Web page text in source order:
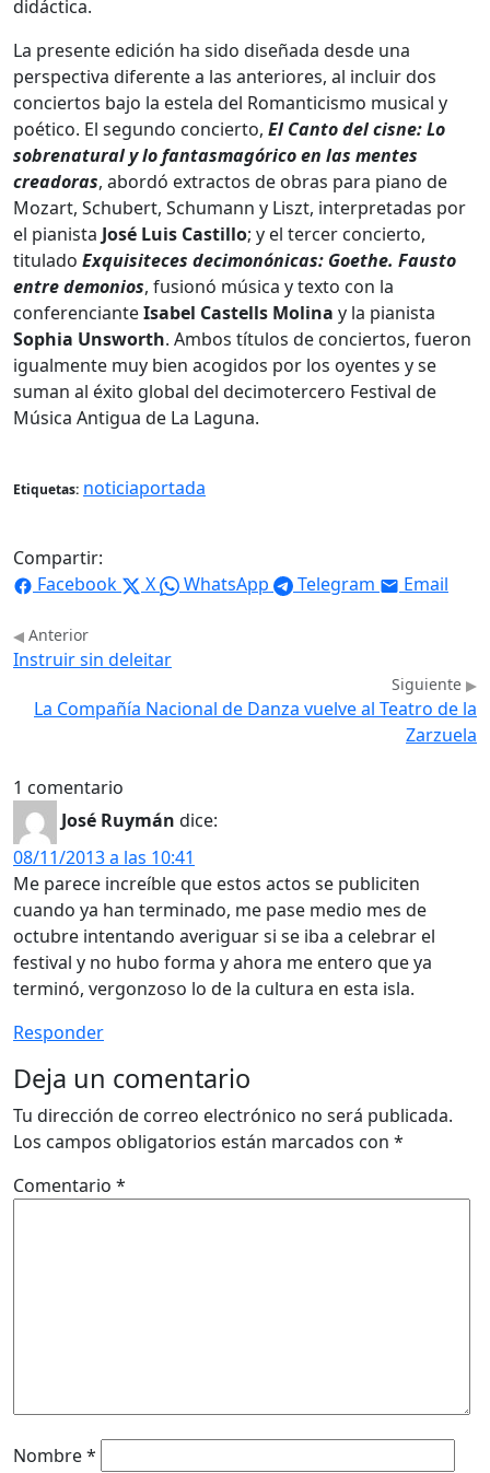
didáctica.
La presente edición ha sido diseñada desde una
perspectiva diferente a las anteriores, al incluir dos
conciertos bajo la estela del Romanticismo musical y
poético. El segundo concierto, El Canto del cisne: Lo
sobrenatural y lo fantasmagórico en las mentes
creadoras, abordó extractos de obras para piano de
Mozart, Schubert, Schumann y Liszt, interpretadas por
el pianista José Luis Castillo; y el tercer concierto,
titulado Exquisiteces decimonónicas: Goethe. Fausto
entre demonios, fusionó música y texto con la
conferencianteIsabel Castells Molina y la pianista
Sophia Unsworth. Ambos títulos de conciertos, fueron
igualmente muy bien acogidos por los oyentes y se
suman al éxito global del decimotercero Festival de
Música Antigua de La Laguna.
Etiquetas: noticiaportada
Compartir:
Facebook
X WhatsApp Telegram Email
Anterior
Instruir sin deleitar
Siguiente
La Compañía Nacional de Danza vuelve al Teatro de la
Zarzuela
1 comentario
José Ruymán dice:
08/11/2013 a las 10:41
Me parece increíble que estos actos se publiciten
cuando ya han terminado, me pase medio mes de
octubre intentando averiguar si se iba a celebrar el
festival y no hubo forma y ahora me entero que ya
terminó, vergonzoso lo de la cultura en esta isla.
Responder
Deja un comentario
Tu dirección de correo electrónico no será publicada.
Los campos obligatorios están marcados con *
Comentario *
Nombre*